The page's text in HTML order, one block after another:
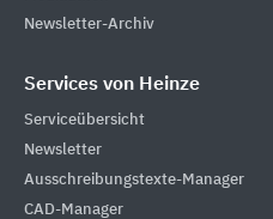
Newsletter-Archiv
Services von Heinze
Serviceübersicht
Newsletter
Ausschreibungstexte-Manager
CAD-Manager